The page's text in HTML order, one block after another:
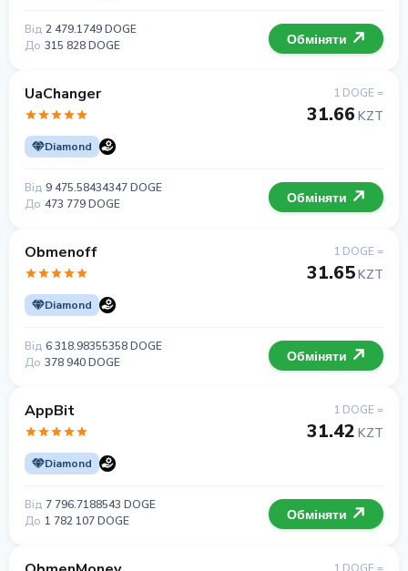
Від 2 479.1749 DOGE
До 315 828 DOGE Обміняти
UaChanger
Diamond
1 DOGE =
31.66 KZT
Від 9 475.58434347 DOGE
До 473 779 DOGE Обміняти
Obmenoff
Diamond
1 DOGE =
31.65KZT
Від 6 318.98355358 DOGE
До 378 940 DOGE Обміняти
AppBit
Diamond
1 DOGE =
31.42 KZT
Від 7 796.7188543 DOGE
До 1 782 107 DOGE Обміняти